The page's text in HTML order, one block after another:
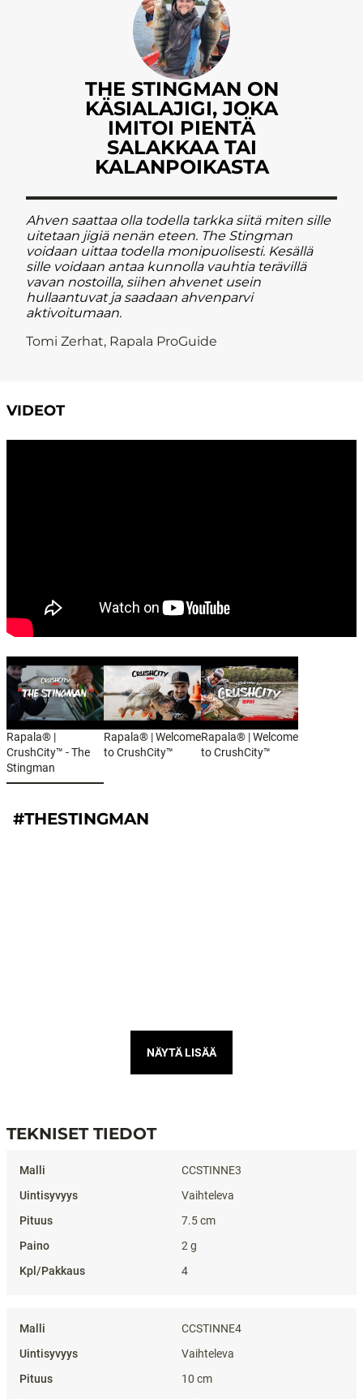
THE STINGMAN ON
KÄSIALAJIGI, JOKA
IMITOI PIENTÄ
SALAKKAA TAI
KALANPOIKASTA
Ahven saattaa olla todella tarkka siitä miten sille
uitetaan jigiä nenän eteen. The Stingman
voidaan uittaa todella monipuolisesti. Kesällä
sille voidaan antaa kunnolla vauhtia terävillä
vavan nostoilla, siihen ahvenet usein
hullaantuvat ja saadaan ahvenparvi
aktivoitumaan.
Tomi Zerhat, Rapala ProGuide
VIDEOT
Rapala® |
CrushCity™ - The
Stingman
Rapala® | Welcome
to CrushCity™
Rapala® | Welcome
to CrushCity™
#THESTINGMAN
NÄYTÄ LISÄÄ
TEKNISET TIEDOT
CCSTINNE3
Vaihteleva
7.5 cm
2 g
4
CCSTINNE4
Vaihteleva
10 cm